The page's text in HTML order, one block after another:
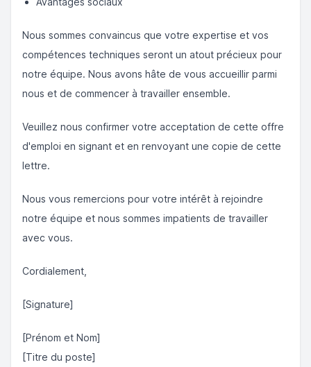
Nous sommes convaincus que votre expertise et vos
compétences techniques seront un atout précieux pour
notre équipe. Nous avons hâte de vous accueillir parmi
nous et de commencer à travailler ensemble.
Veuillez nous confirmer votre acceptation de cette offre
d'emploi en signant et en renvoyant une copie de cette
lettre.
Nous vous remercions pour votre intérêt à rejoindre
notre équipe et nous sommes impatients de travailler
avec vous.
Cordialement,
[Signature]
[Prénom et Nom]
[Titre du poste]